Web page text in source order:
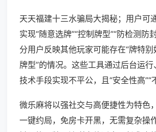
天天福建十三水骗局大揭秘；用户可
实现“随意选牌”“控制牌型”“防检测防
分用户反映其他玩家可能存在“牌特别
牌型”的情况。这些工具通过后台运
技术手段实现不平公，且“安全性高”“
微乐麻将以强社交与高便捷性为特色
一键约局，免房卡开黑，无需复杂操